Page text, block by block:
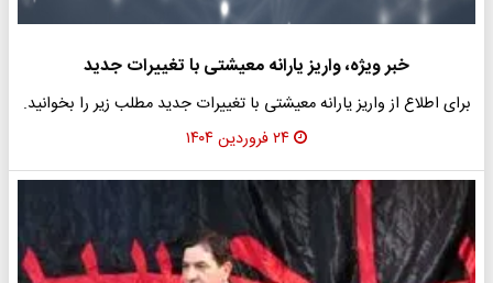
خبر ویژه، واریز یارانه معیشتی با تغییرات جدید
برای اطلاع از واریز یارانه معیشتی با تغییرات جدید مطلب زیر را بخوانید.
۲۴ فروردین ۱۴۰۴